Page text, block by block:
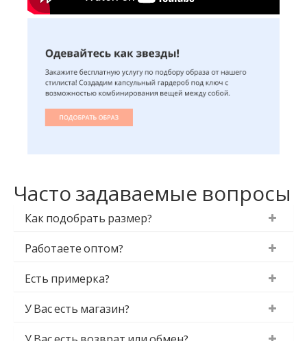
Часто задаваемые вопросы
Как подобрать размер?
Работаете оптом?
Есть примерка?
У Вас есть магазин?